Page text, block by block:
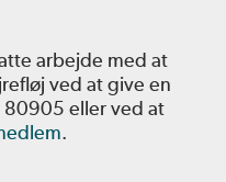
arbejde med at
ved at give en
eller ved at
.